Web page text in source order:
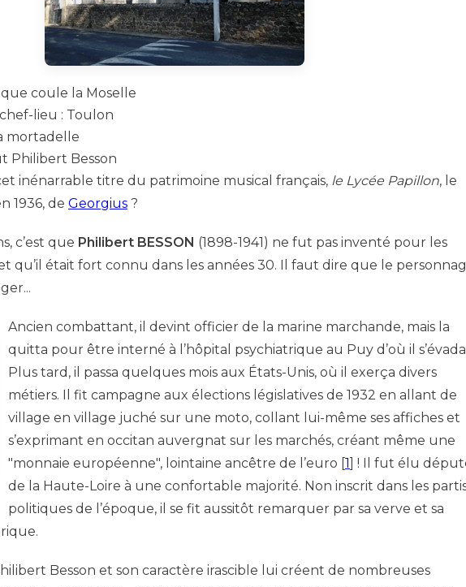
coule la Moselle
lieu : Toulon
mortadelle
Philibert Besson
inénarrable titre du patrimoine musical français, le Lycée Papillon, le
1936, de Georgius ?
c’est que Philibert BESSON (1898-1941) ne fut pas inventé pour les
qu’il était fort connu dans les années 30. Il faut dire que le
Ancien combattant, il devint officier de la marine marchande, mais la
quitta pour être interné à l’hôpital psychiatrique au Puy d’où il
Plus tard, il passa quelques mois aux États-Unis, où il exerça divers
métiers. Il fit campagne aux élections législatives de 1932 en allant de
village en village juché sur une moto, collant lui-même ses affiches et
s’exprimant en occitan auvergnat sur les marchés, créant même une
"monnaie européenne", lointaine ancêtre de l’euro [1] ! Il fut élu
de la Haute-Loire à une confortable majorité. Non inscrit dans les
politiques de l’époque, il se fit aussitôt remarquer par sa verve et sa
Besson et son caractère irascible lui créent de nombreuses